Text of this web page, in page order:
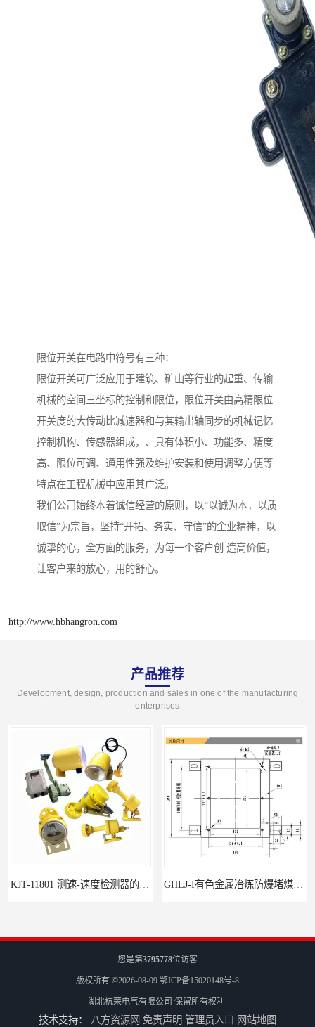
限位开关在电路中符号有三种：
限位开关可广泛应用于建筑、矿山等行业的起重、传输
机械的空间三坐标的控制和限位，限位开关由高精限位
开关度的大传动比减速器和与其输出轴同步的机械记忆
控制机构、传感器组成，、具有体积小、功能多、精度
高、限位可调、通用性强及维护安装和使用调整方便等
特点在工程机械中应用其广泛。
我们公司始终本着诚信经营的原则，以“以诚为本，以质
取信”为宗旨，坚持“开拓、务实、守信”的企业精神，以
诚挚的心，全方面的服务，为每一个客户创 造高价值，
让客户来的放心，用的舒心。
http://www.hbhangron.com
产品推荐
Development, design, production and sales in one of the manufacturing
enterprises
KJT-11801 测速-速度检测器的技术参数与应用 GHLJ-I‌有色金属冶炼防爆堵煤开关的应用
您是第3795778位访客
版权所有 ©2026-08-09 鄂ICP备15020148号-8
湖北杭荣电气有限公司 保留所有权利.
技术支持： 八方资源网 免责声明 管理员入口 网站地图